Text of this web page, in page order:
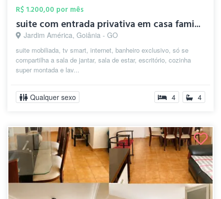
R$ 1.200,00 por mês
suite com entrada privativa em casa fami...
Jardim América, Goiânia - GO
suite mobiliada, tv smart, internet, banheiro exclusivo, só se
compartilha a sala de jantar, sala de estar, escritório, cozinha
super montada e lav...
Qualquer sexo 4 4